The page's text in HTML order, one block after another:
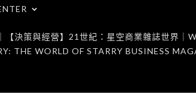
【決策與經營】21世紀：星空商業雜誌世界
THE WORLD OF STARRY BUSINESS